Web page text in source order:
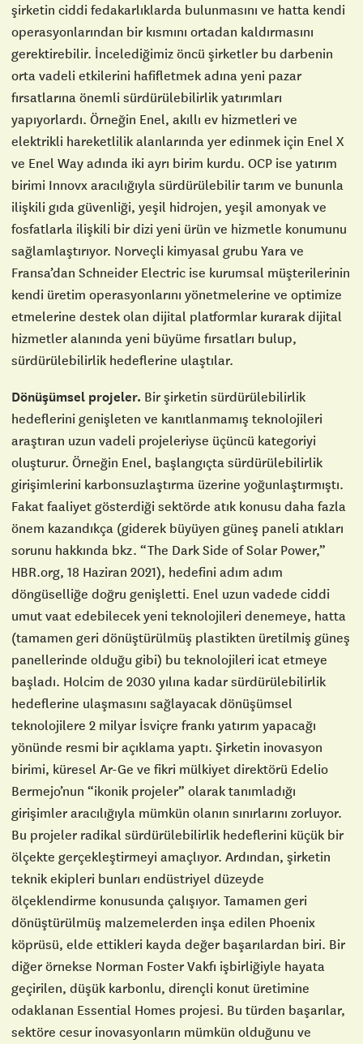
şirketin ciddi fedakarlıklarda bulunmasını ve hatta kendi
operasyonlarından bir kısmını ortadan kaldırmasını
gerektirebilir. İncelediğimiz öncü şirketler bu darbenin
orta vadeli etkilerini hafifletmek adına yeni pazar
fırsatlarına önemli sürdürülebilirlik yatırımları
yapıyorlardı. Örneğin Enel, akıllı ev hizmetleri ve
elektrikli hareketlilik alanlarında yer edinmek için Enel X
ve Enel Way adında iki ayrı birim kurdu. OCP ise yatırım
birimi Innovx aracılığıyla sürdürülebilir tarım ve bununla
ilişkili gıda güvenliği, yeşil hidrojen, yeşil amonyak ve
fosfatlarla ilişkili bir dizi yeni ürün ve hizmetle konumunu
sağlamlaştırıyor. Norveçli kimyasal grubu Yara ve
Fransa’dan Schneider Electric ise kurumsal müşterilerinin
kendi üretim operasyonlarını yönetmelerine ve optimize
etmelerine destek olan dijital platformlar kurarak dijital
hizmetler alanında yeni büyüme fırsatları bulup,
sürdürülebilirlik hedeflerine ulaştılar.
Dönüşümsel projeler. Bir şirketin sürdürülebilirlik
hedeflerini genişleten ve kanıtlanmamış teknolojileri
araştıran uzun vadeli projeleriyse üçüncü kategoriyi
oluşturur. Örneğin Enel, başlangıçta sürdürülebilirlik
girişimlerini karbonsuzlaştırma üzerine yoğunlaştırmıştı.
Fakat faaliyet gösterdiği sektörde atık konusu daha fazla
önem kazandıkça (giderek büyüyen güneş paneli atıkları
sorunu hakkında bkz. “The Dark Side of Solar Power,”
HBR.org, 18 Haziran 2021), hedefini adım adım
döngüselliğe doğru genişletti. Enel uzun vadede ciddi
umut vaat edebilecek yeni teknolojileri denemeye, hatta
(tamamen geri dönüştürülmüş plastikten üretilmiş güneş
panellerinde olduğu gibi) bu teknolojileri icat etmeye
başladı. Holcim de 2030 yılına kadar sürdürülebilirlik
hedeflerine ulaşmasını sağlayacak dönüşümsel
teknolojilere 2 milyar İsviçre frankı yatırım yapacağı
yönünde resmi bir açıklama yaptı. Şirketin inovasyon
birimi, küresel Ar-Ge ve fikri mülkiyet direktörü Edelio
Bermejo’nun “ikonik projeler” olarak tanımladığı
girişimler aracılığıyla mümkün olanın sınırlarını zorluyor.
Bu projeler radikal sürdürülebilirlik hedeflerini küçük bir
ölçekte gerçekleştirmeyi amaçlıyor. Ardından, şirketin
teknik ekipleri bunları endüstriyel düzeyde
ölçeklendirme konusunda çalışıyor. Tamamen geri
dönüştürülmüş malzemelerden inşa edilen Phoenix
köprüsü, elde ettikleri kayda değer başarılardan biri. Bir
diğer örnekse Norman Foster Vakfı işbirliğiyle hayata
geçirilen, düşük karbonlu, dirençli konut üretimine
odaklanan Essential Homes projesi. Bu türden başarılar,
sektöre cesur inovasyonların mümkün olduğunu ve